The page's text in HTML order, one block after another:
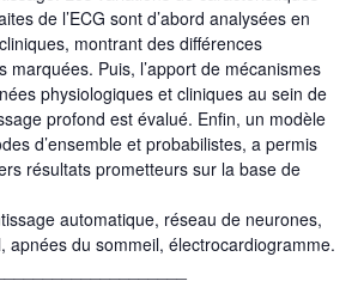
de l’ECG sont d’abord analysées en
montrant des différences
marquées. Puis, l’apport de mécanismes
physiologiques et cliniques au sein de
profond est évalué. Enfin, un modèle
d’ensemble et probabilistes, a permis
résultats prometteurs sur la base de
automatique, réseau de neurones,
apnées du sommeil, électrocardiogramme.